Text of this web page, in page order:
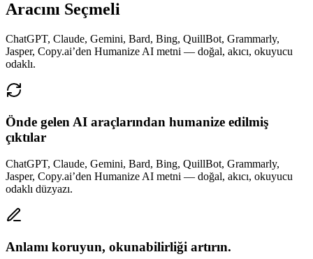
Aracını Seçmeli
ChatGPT, Claude, Gemini, Bard, Bing, QuillBot, Grammarly,
Jasper, Copy.ai’den Humanize AI metni — doğal, akıcı, okuyucu
odaklı.
Önde gelen AI araçlarından humanize edilmiş
çıktılar
ChatGPT, Claude, Gemini, Bard, Bing, QuillBot, Grammarly,
Jasper, Copy.ai’den Humanize AI metni — doğal, akıcı, okuyucu
odaklı düzyazı.
Anlamı koruyun, okunabilirliği artırın.